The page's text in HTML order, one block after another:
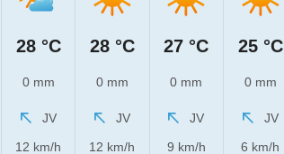
28 °C
0 mm
JV
12 km/h
28 °C
0 mm
JV
12 km/h
27 °C
0 mm
JV
9 km/h
25 °C
0 mm
JV
6 km/h